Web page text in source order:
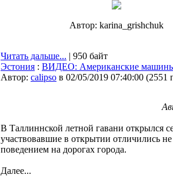
Автор: karina_grishchuk
Читать дальше... | 950 байт
Эстония : ВИДЕО: Американские машины
Автор: calipso в 02/05/2019 07:40:00 (2551
В Таллиннской летной гавани открылся
участвовавшие в открытии отличились
поведением на дорогах города.
Далее...